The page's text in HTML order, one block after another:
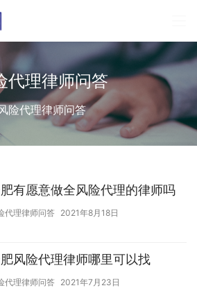
代理律师问答
险代理律师问答
有愿意做全风险代理的律师吗
代理律师问答 2021年8月18日
风险代理律师哪里可以找
代理律师问答 2021年7月23日